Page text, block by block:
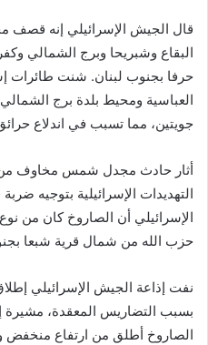
قال الجيش الإسرائيلي إنه قصف
البقاع وشبريحا وبرج الشمالي
حرفا بجنوب لبنان. شنت طائرات
العباسية ومحيط بلدة برج
جويتين، مما تسبب في اندلاع
أثار حادث مجدل شمس مخاوف من
التهديدات الإسرائيلية بتوجيه
حزب الله من شمال قرية شبعا
نفت إذاعة الجيش الإسرائيلي
بسبب التضاريس المعقدة، مشيرة
الصاروخ أطلق من ارتفاع منخفض